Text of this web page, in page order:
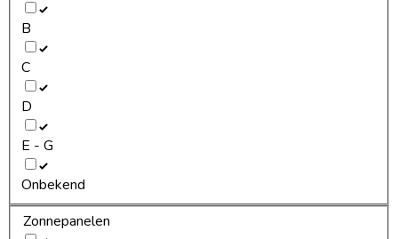
B
C
D
E - G
Onbekend
Zonnepanelen